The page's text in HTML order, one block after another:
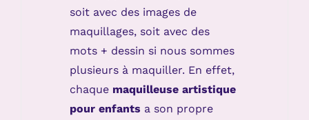
soit avec des images de
maquillages, soit avec des
mots + dessin si nous sommes
plusieurs à maquiller. En effet,
chaque maquilleuse artistique
pour enfants a son propre